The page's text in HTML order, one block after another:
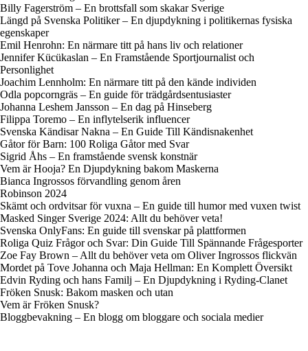
Billy Fagerström – En brottsfall som skakar Sverige
Längd på Svenska Politiker – En djupdykning i politikernas fysiska
egenskaper
Emil Henrohn: En närmare titt på hans liv och relationer
Jennifer Kücükaslan – En Framstående Sportjournalist och
Personlighet
Joachim Lennholm: En närmare titt på den kände individen
Odla popcorngräs – En guide för trädgårdsentusiaster
Johanna Leshem Jansson – En dag på Hinseberg
Filippa Toremo – En inflytelserik influencer
Svenska Kändisar Nakna – En Guide Till Kändisnakenhet
Gåtor för Barn: 100 Roliga Gåtor med Svar
Sigrid Åhs – En framstående svensk konstnär
Vem är Hooja? En Djupdykning bakom Maskerna
Bianca Ingrossos förvandling genom åren
Robinson 2024
Skämt och ordvitsar för vuxna – En guide till humor med vuxen twist
Masked Singer Sverige 2024: Allt du behöver veta!
Svenska OnlyFans: En guide till svenskar på plattformen
Roliga Quiz Frågor och Svar: Din Guide Till Spännande Frågesporter
Zoe Fay Brown – Allt du behöver veta om Oliver Ingrossos flickvän
Mordet på Tove Johanna och Maja Hellman: En Komplett Översikt
Edvin Ryding och hans Familj – En Djupdykning i Ryding-Clanet
Fröken Snusk: Bakom masken och utan
Vem är Fröken Snusk?
Bloggbevakning – En blogg om bloggare och sociala medier